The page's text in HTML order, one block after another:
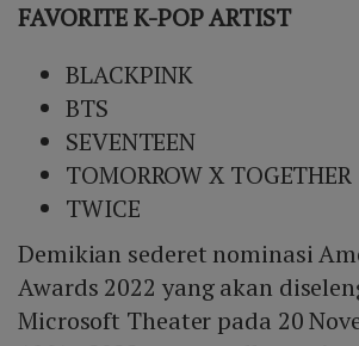
FAVORITE K-POP ARTIST
BLACKPINK
BTS
SEVENTEEN
TOMORROW X TOGETHER
TWICE
Demikian sederet nominasi
Awards 2022 yang akan
Microsoft Theater pada 20